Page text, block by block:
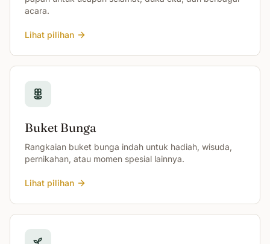
acara.
Lihat pilihan
Buket Bunga
Rangkaian buket bunga indah untuk hadiah, wisuda,
pernikahan, atau momen spesial lainnya.
Lihat pilihan